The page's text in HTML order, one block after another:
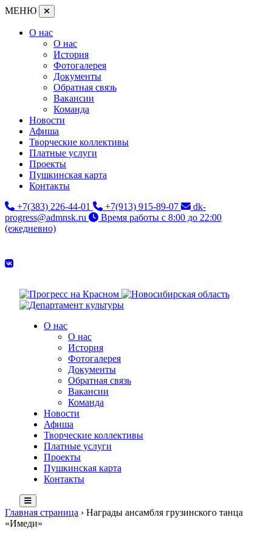
МЕНЮ
О нас
О нас
История
Фотогалерея
Документы
Обратная связь
Вакансии
Команда
Новости
Афиша
Творческие коллективы
Платные услуги
Проекты
Пушкинская карта
Контакты
+7(383) 226-44-01
+7(913) 915-89-07
dk-
progress@admnsk.ru
Время работы с 8:00 до 22:00
(ежедневно)
О нас
О нас
История
Фотогалерея
Документы
Обратная связь
Вакансии
Команда
Новости
Афиша
Творческие коллективы
Платные услуги
Проекты
Пушкинская карта
Контакты
Главная страница › Награды ансамбля грузинского танца
«Имеди»